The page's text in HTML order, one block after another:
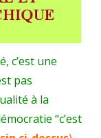
c’est une
pas
à la
“c’est